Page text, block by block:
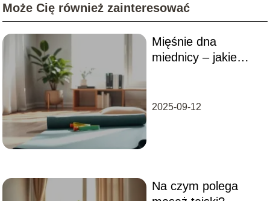
Może Cię również zainteresować
Mięśnie dna
miednicy – jakie
2025-09-12
Na czym polega